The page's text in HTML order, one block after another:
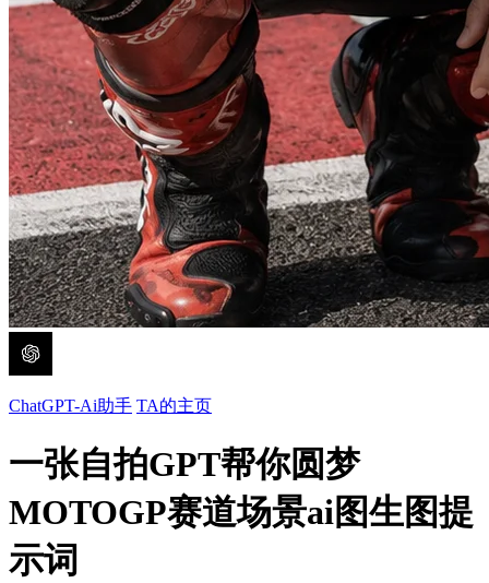
ChatGPT-Ai助手 TA的主页
一张自拍GPT帮你圆梦
MOTOGP赛道场景ai图生图提
示词